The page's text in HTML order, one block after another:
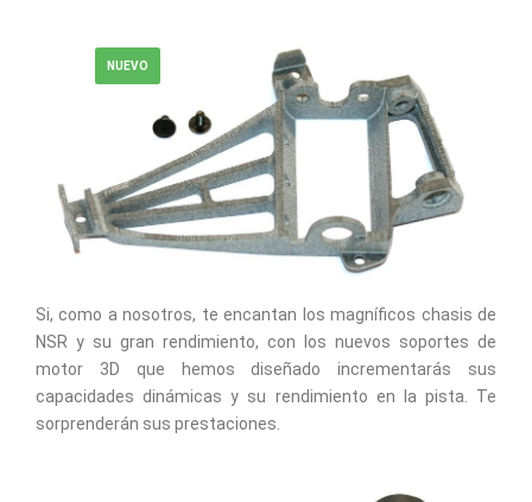
NUEVO
Si, como a nosotros, te encantan los magníficos chasis de
NSR y su gran rendimiento, con los nuevos soportes de
motor 3D que hemos diseñado incrementarás sus
capacidades dinámicas y su rendimiento en la pista. Te
sorprenderán sus prestaciones.